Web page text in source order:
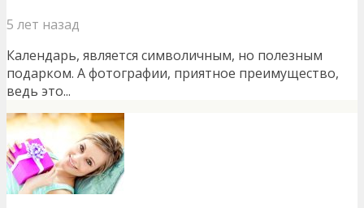
5 лет назад
Календарь, является символичным, но полезным
подарком. А фотографии, приятное преимущество,
ведь это...